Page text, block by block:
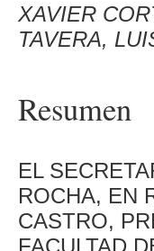
XAVIER
TAVERA,
Resumen
EL
ROCHA, EN
CASTRO,